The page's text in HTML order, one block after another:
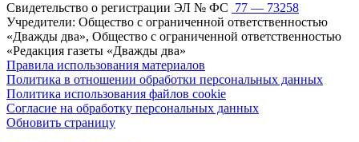
Свидетельство о регистрации ЭЛ № ФС 77 — 73258
Учредители: Общество с ограниченной ответственностью
«Дважды два», Общество с ограниченной ответственностью
«Редакция газеты «Дважды два»
Правила использования материалов
Политика в отношении обработки персональных данных
Политика использования файлов cookie
Согласие на обработку персональных данных
Обновить страницу